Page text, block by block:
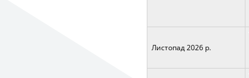
Листопад 2026 р.